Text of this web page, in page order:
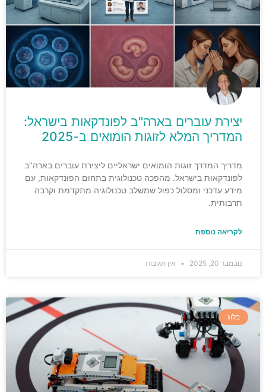
יצירת עוברים בארה"ב לפונדקאות בישראל:
המדריך המלא לזוגות הומואים ב-2025
מדריך המדרך זוגות הומואים ישראליים ליצירת עוברים בארה"ב
לפונדקאות בישראל. מהפכה טכנולוגית בתחום הפונדקאות, עם
מידע עדכני ומסלול כפול שמשלב טכנולוגיה מתקדמת וקרבה
תרבותית.
לקריאה נוספת
נובמבר 20, 2025 אין תגובות
בלוג